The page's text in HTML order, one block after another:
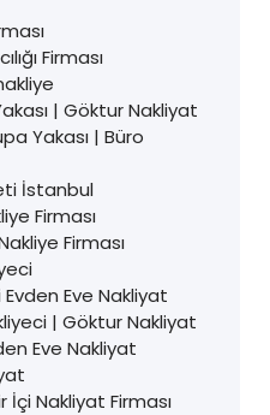
Firması
| Göktur Nakliyat
Yakası | Büro
İstanbul
Firması
Firması
Eve Nakliyat
| Göktur Nakliyat
Eve Nakliyat
Nakliyat Firması